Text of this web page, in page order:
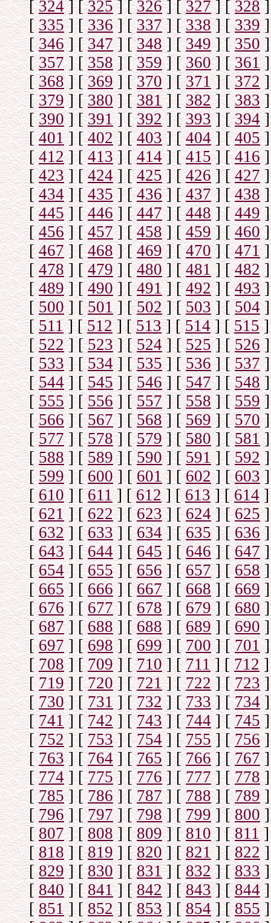
[324] [325] [326] [327] [328]
[335] [336] [337] [338] [339]
[346] [347] [348] [349] [ 350]
[357] [358] [359] [360] [361]
[368] [369] [370] [371] [372]
[379] [380] [381] [382] [383]
[390] [391] [392] [393] [394]
[401] [402] [403] [404] [405]
[412] [413] [414] [415] [416]
[423] [424] [425] [426] [427]
[434] [435] [436] [437] [438]
[445] [446] [447] [448] [449]
[ 456] [457] [458] [459] [460]
[467] [468] [469] [470] [471]
[478] [479] [480] [481] [482]
[489] [490] [491] [492] [493]
[500] [501] [502] [503] [504]
[511] [512] [513] [514] [515]
[522] [523] [524] [525] [526]
[533] [534] [535] [536] [ 537]
[544] [545] [546] [547] [548]
[555] [556] [557] [558] [559]
[566] [567] [568] [569] [570]
[577] [578] [579] [580] [581]
[588] [589] [590] [591] [592]
[599] [600] [ 601] [602] [603]
[610] [611] [612] [613] [614]
[621] [622] [623] [624] [625]
[632] [633] [634] [635] [636]
[643] [644] [645] [646] [647]
[654] [655] [656] [657] [658]
[665] [666] [667] [668] [669]
[676] [677] [678] [679] [680]
[687] [688] [688] [689] [690]
[697] [698] [699] [700] [701]
[708] [709] [710] [711] [712]
[719] [720] [721] [722] [723]
[730] [731] [732] [733] [734]
[741] [742] [743] [744] [745]
[752] [753] [754] [755] [756]
[763] [764] [765] [766] [767]
[ 774] [775] [776] [777] [778]
[785] [786] [787] [788] [789]
[796] [797] [798] [799] [ 800]
[807] [808] [809] [810] [811]
[818] [819] [820] [821] [822]
[829] [830] [831] [832] [833]
[840] [841] [842] [843] [844]
[851] [852] [853] [854] [ 855]